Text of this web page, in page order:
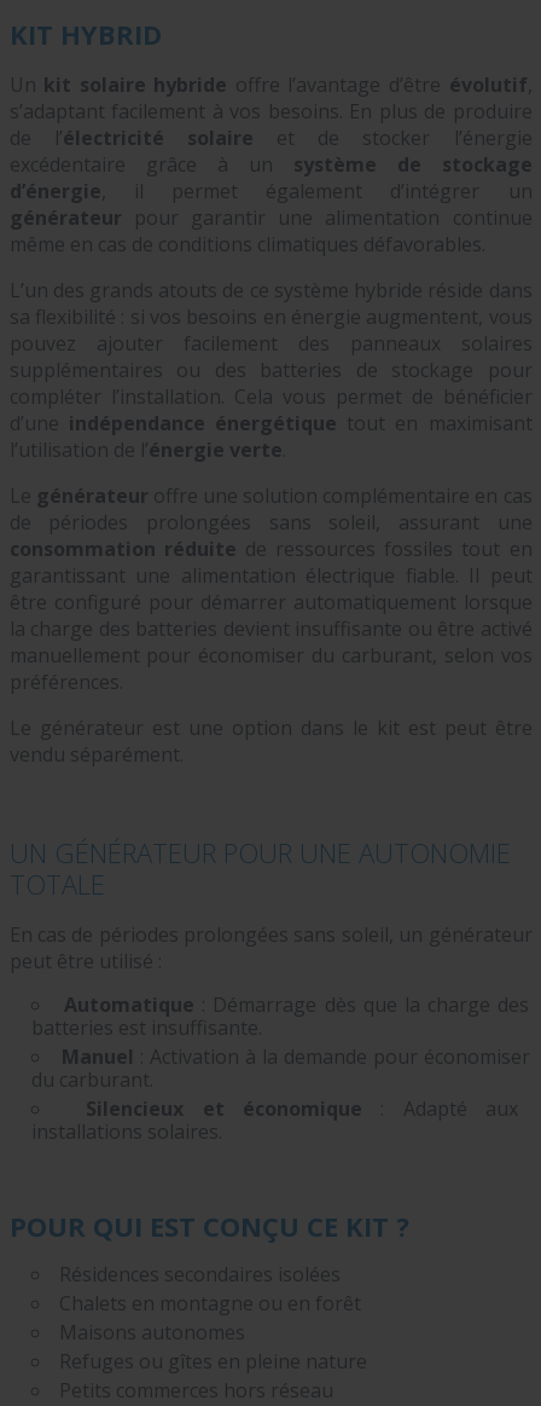
KIT HYBRID
Un kit solaire hybride offre l’avantage d’être évolutif
s’adaptant facilement à vos besoins. En plus de produire
de l’électricité solaire et de stocker l’énergie
excédentaire grâce à un système de stockage
d’énergie , il permet également d’intégrer un
générateur pour garantir une alimentation continue
même en cas de conditions climatiques défavorables.
L’un des grands atouts de ce système hybride réside dans
sa flexibilité : si vos besoins en énergie augmentent, vous
pouvez ajouter facilement des panneaux solaires
supplémentaires ou des batteries de stockage pour
compléter l’installation. Cela vous permet de bénéficier
d’une indépendance énergétique tout en maximisant
l’utilisation de l’énergie verte.
Le générateur offre une solution complémentaire en cas
de périodes prolongées sans soleil, assurant une
consommation réduite de ressources fossiles tout en
garantissant une alimentation électrique fiable. Il peut
être configuré pour démarrer automatiquement lorsque
la charge des batteries devient insuffisante ou être activé
manuellement pour économiser du carburant, selon vos
préférences.
Le générateur est une option dans le kit est peut être
vendu séparément.
UN GÉNÉRATEUR POUR UNE AUTONOMIE
TOTALE
En cas de périodes prolongées sans soleil, un générateur
peut être utilisé :
Automatique : Démarrage dès que la charge des
batteries est insuffisante.
Manuel : Activation à la demande pour économiser
du carburant.
Silencieux et économique : Adapté aux
installations solaires.
POUR QUI EST CONÇU CE KIT ?
Résidences secondaires isolées
Chalets en montagne ou en forêt
Maisons autonomes
Refuges ou gîtes en pleine nature
Petits commerces hors réseau